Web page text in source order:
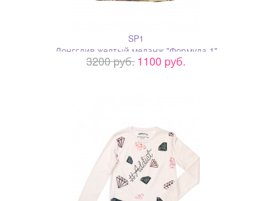
SP1
Лонгслив желтый меланж "Формула-1"
3200 pуб.1100 pуб.